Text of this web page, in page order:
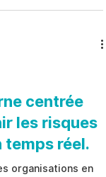
la sécurité et des
seule fois,
un cadre
centrée
les risques
temps réel.
organisations en